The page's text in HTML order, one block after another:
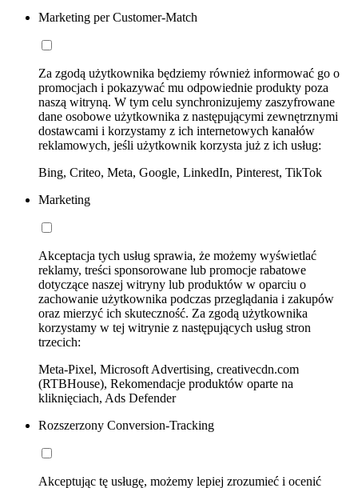
Marketing per Customer-Match
Za zgodą użytkownika będziemy również informować go o
promocjach i pokazywać mu odpowiednie produkty poza
naszą witryną. W tym celu synchronizujemy zaszyfrowane
dane osobowe użytkownika z następującymi zewnętrznymi
dostawcami i korzystamy z ich internetowych kanałów
reklamowych, jeśli użytkownik korzysta już z ich usług:
Bing, Criteo, Meta, Google, LinkedIn, Pinterest, TikTok
Marketing
Akceptacja tych usług sprawia, że możemy wyświetlać
reklamy, treści sponsorowane lub promocje rabatowe
dotyczące naszej witryny lub produktów w oparciu o
zachowanie użytkownika podczas przeglądania i zakupów
oraz mierzyć ich skuteczność. Za zgodą użytkownika
korzystamy w tej witrynie z następujących usług stron
trzecich:
Meta-Pixel, Microsoft Advertising, creativecdn.com
(RTBHouse), Rekomendacje produktów oparte na
kliknięciach, Ads Defender
Rozszerzony Conversion-Tracking
Akceptując tę usługę, możemy lepiej zrozumieć i ocenić